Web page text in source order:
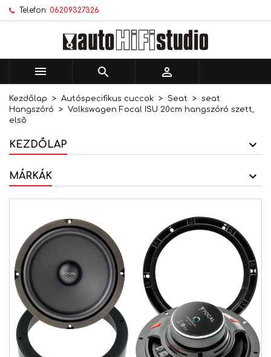
Telefon: 06209327326
  
Kezdőlap Autóspecifikus cuccok Seat
seat
Hangszóró
Volkswagen Focal ISU 20cm hangszóró szett,
elsõ
KEZDŐLAP
MÁRKÁK
Kívánságlistáim ×
Új lista létrehozása
Kívánságlista létrehozása ×
Kívánságlista neve
Bejelentkezés ×
történő mentéséhez.
Mégsem Bejelentkezés